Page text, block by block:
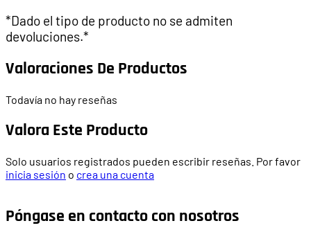
*Dado el tipo de producto no se admiten
devoluciones.*
Valoraciones De Productos
Todavía no hay reseñas
Valora Este Producto
Solo usuarios registrados pueden escribir reseñas. Por favor
inicia sesión o crea una cuenta
Póngase en contacto con nosotros